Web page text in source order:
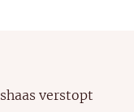
verstopt